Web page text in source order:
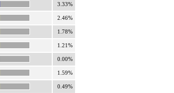
3.33%
2.46%
1.78%
1.21%
0.00%
1.59%
0.49%